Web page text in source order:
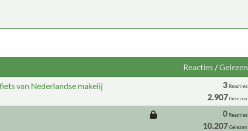
Reacties/Gelezen
van Nederlandse makelij
3 Reacties
2.907Gelezen
0 Reacties
10.207Gelezen